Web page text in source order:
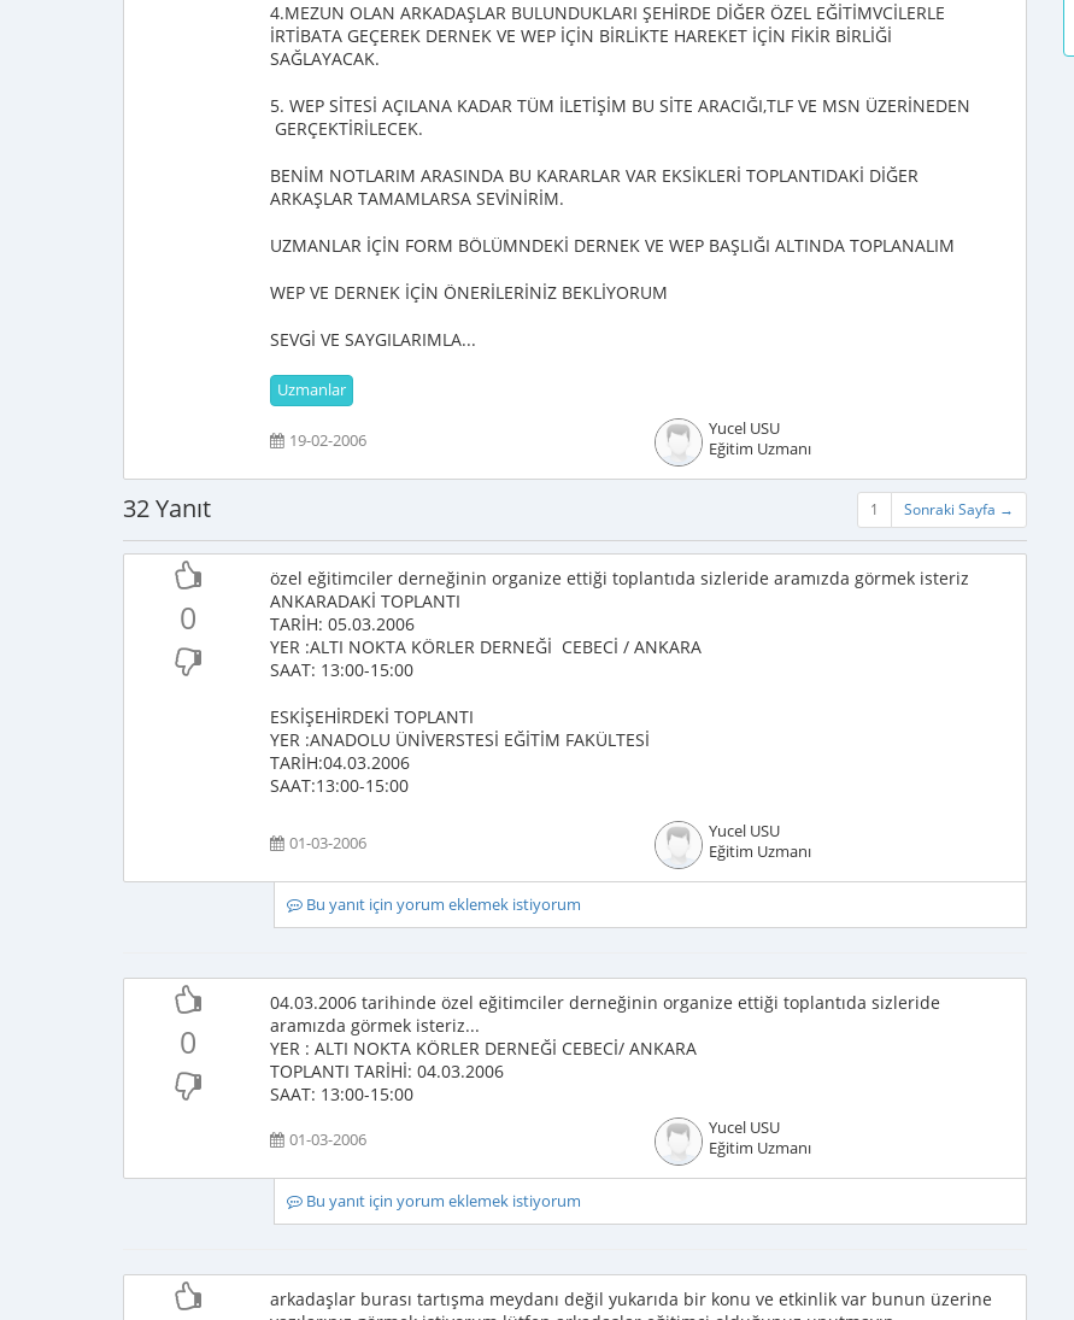
4.MEZUN OLAN ARKADAŞLAR BULUNDUKLARI ŞEHİRDE DİĞER ÖZEL EĞİTİMVCİLERLE
İRTİBATA GEÇEREK DERNEK VE WEP İÇİN BİRLİKTE HAREKET İÇİN FİKİR BİRLİĞİ
SAĞLAYACAK.
5. WEP SİTESİ AÇILANA KADAR TÜM İLETİŞİM BU SİTE ARACIĞI,TLF VE MSN ÜZERİNEDEN
GERÇEKTİRİLECEK.
BENİM NOTLARIM ARASINDA BU KARARLAR VAR EKSİKLERİ TOPLANTIDAKİ DİĞER
ARKAŞLAR TAMAMLARSA SEVİNİRİM.
UZMANLAR İÇİN FORM BÖLÜMNDEKİ DERNEK VE WEP BAŞLIĞI ALTINDA TOPLANALIM
WEP VE DERNEK İÇİN ÖNERİLERİNİZ BEKLİYORUM
SEVGİ VE SAYGILARIMLA...
Uzmanlar
19-02-2006
Yucel USU
Eğitim Uzmanı
1 Sonraki Sayfa →
32 Yanıt
0
özel eğitimciler derneğinin organize ettiği toplantıda sizleride aramızda görmek isteriz
ANKARADAKİ TOPLANTI
TARİH: 05.03.2006
YER :ALTI NOKTA KÖRLER DERNEĞİ CEBECİ / ANKARA
SAAT: 13:00-15:00
ESKİŞEHİRDEKİ TOPLANTI
YER :ANADOLU ÜNİVERSTESİ EĞİTİM FAKÜLTESİ
TARİH:04.03.2006
SAAT:13:00-15:00
01-03-2006
Yucel USU
Eğitim Uzmanı
Bu yanıt için yorum eklemek istiyorum
0
04.03.2006 tarihinde özel eğitimciler derneğinin organize ettiği toplantıda sizleride
aramızda görmek isteriz...
YER : ALTI NOKTA KÖRLER DERNEĞİ CEBECİ/ ANKARA
TOPLANTI TARİHİ: 04.03.2006
SAAT: 13:00-15:00
01-03-2006
Yucel USU
Eğitim Uzmanı
Bu yanıt için yorum eklemek istiyorum
arkadaşlar burası tartışma meydanı değil yukarıda bir konu ve etkinlik var bunun üzerine